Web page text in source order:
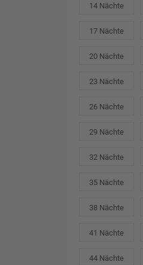
14 Nächte
17 Nächte
20 Nächte
23 Nächte
26 Nächte
29 Nächte
32 Nächte
35 Nächte
38 Nächte
41 Nächte
44 Nächte